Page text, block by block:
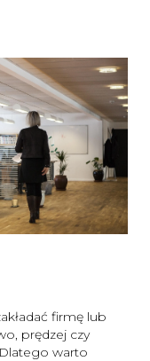
firmę lub
prędzej czy
warto